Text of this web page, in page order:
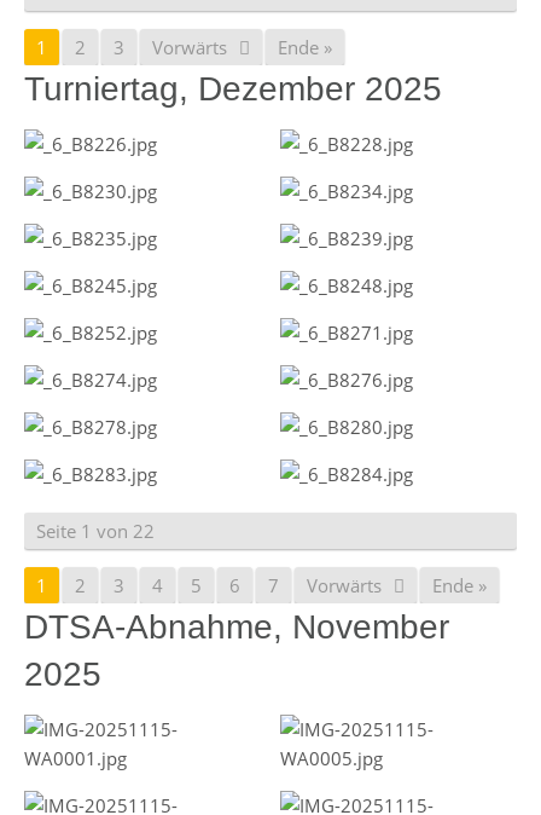
1 2 3 Vorwärts Ende »
Turniertag, Dezember 2025
Seite 1 von 22
1 2 3 4 5 6 7 Vorwärts Ende »
DTSA-Abnahme, November
2025